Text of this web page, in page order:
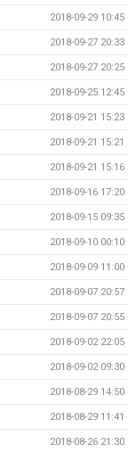
2018-09-29 10:45
2018-09-27 20:33
2018-09-27 20:25
2018-09-25 12:45
2018-09-21 15:23
2018-09-21 15:21
2018-09-21 15:16
2018-09-16 17:20
2018-09-15 09:35
2018-09-10 00:10
2018-09-09 11:00
2018-09-07 20:57
2018-09-07 20:55
2018-09-02 22:05
2018-09-02 09:30
2018-08-29 14:50
2018-08-29 11:41
2018-08-26 21:30